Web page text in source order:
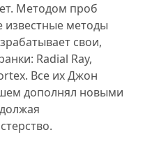
Методом проб
известные методы
свои,
Radial Ray,
Все их Джон
дополнял новыми